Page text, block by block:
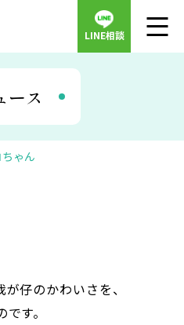
LINE相談
ース
ゃん
仔のかわいさを、
す。